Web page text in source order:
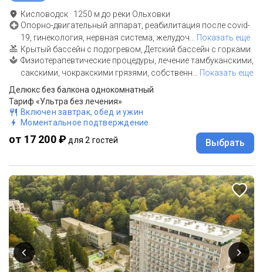
Кисловодск · 1250 м до реки Ольховки
Опорно-двигательный аппарат, реабилитация после covid-
19, гинекология, нервная система, желудоч
Показать еще
Крытый бассейн с подогревом, Детский бассейн с горками
Физиотерапевтические процедуры, лечение тамбуканскими,
сакскими, чокракскими грязями, собственн
Показать еще
Делюкс без балкона однокомнатный
Тариф «Ультра без лечения»
Включен завтрак, обед и ужин
Моментальное подтверждение
от 17 200 ₽ для 2 гостей Выбрать